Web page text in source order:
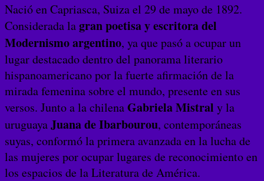
Nació en Capriasca, Suiza el 29 de mayo de 1892.
Considerada lagran poetisa y escritora del
Modernismo argentino, ya que pasó a ocupar un
lugar destacado dentro del panorama literario
hispanoamericano por la fuerte afirmación de la
mirada femenina sobre el mundo, presente en sus
versos. Junto a la chilenaGabriela Mistral y la
uruguayaJuana de Ibarbourou, contemporáneas
suyas, conformó la primera avanzada en la lucha de
las mujeres por ocupar lugares de reconocimiento en
los espacios de la Literatura de América.